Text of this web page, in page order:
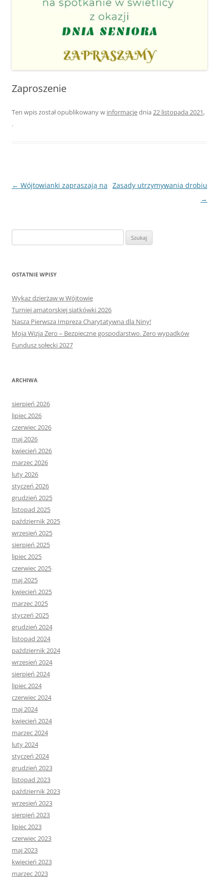
Zaproszenie
Ten wpis został opublikowany w informacjednia 22 listopada 2021,
.
Nawigacja
← Wójtowianki zapraszają na Zasady utrzymywania drobiu
→
OSTATNIE WPISY
Wykaz dzierżaw w Wójtowie
Turniej amatorskiej siatkówki 2026
Nasza Pierwsza Impreza Charytatywna dla Niny!
Moja Wizja Zero – Bezpieczne gospodarstwo. Zero wypadków
Fundusz sołecki 2027
ARCHIWA
sierpień 2026
lipiec 2026
czerwiec 2026
maj 2026
kwiecień 2026
marzec 2026
luty 2026
styczeń 2026
grudzień 2025
listopad 2025
październik 2025
wrzesień 2025
sierpień 2025
lipiec 2025
czerwiec 2025
maj 2025
kwiecień 2025
marzec 2025
styczeń 2025
grudzień 2024
listopad 2024
październik 2024
wrzesień 2024
sierpień 2024
lipiec 2024
czerwiec 2024
maj 2024
kwiecień 2024
marzec 2024
luty 2024
styczeń 2024
grudzień 2023
listopad 2023
październik 2023
wrzesień 2023
sierpień 2023
lipiec 2023
czerwiec 2023
maj 2023
kwiecień 2023
marzec 2023